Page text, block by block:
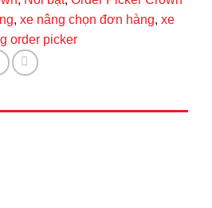
, xe nâng chọn đơn hàng, xe
order picker